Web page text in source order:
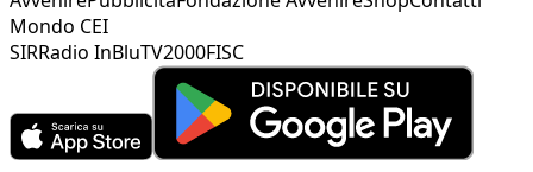
Mondo CEI
SIRRadio InBluTV2000FISC